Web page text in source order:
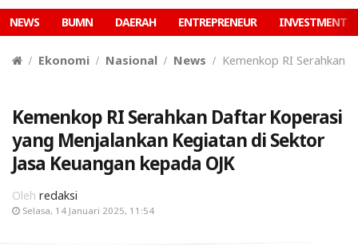
NEWS BUMN DAERAH ENTREPRENEUR INVESTMENT
Ekonomi Nasional News Kemenkop RI Serahkan
Kemenkop RI Serahkan Daftar Koperasi
yang Menjalankan Kegiatan di Sektor
Jasa Keuangan kepada OJK
Oleh redaksi
Selasa, 14 Januari 2025, 11:54